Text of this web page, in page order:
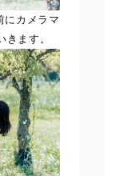
にカメラマ
ます。